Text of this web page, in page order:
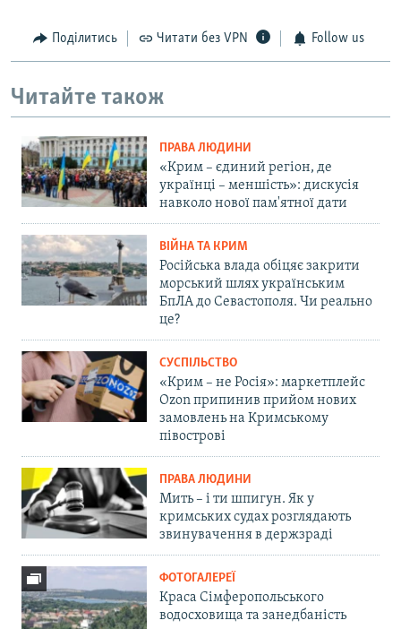
Поділитись Читати без VPN Follow us
Читайте також
ПРАВА ЛЮДИНИ
«Крим – єдиний регіон, де
українці – меншість»: дискусія
навколо нової пам'ятної дати
ВІЙНА ТА КРИМ
Російська влада обіцяє закрити
морський шлях українським
БпЛА до Севастополя. Чи реально
це?
СУСПІЛЬСТВО
«Крим – не Росія»: маркетплейс
Ozon припинив прийом нових
замовлень на Кримському
півострові
ПРАВА ЛЮДИНИ
Мить – і ти шпигун. Як у
кримських судах розглядають
звинувачення в держзраді
ФОТОГАЛЕРЕЇ
Краса Сімферопольського
водосховища та занедбаність